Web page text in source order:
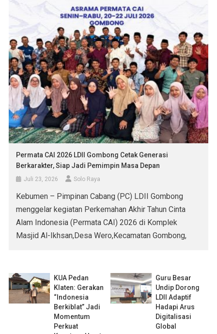
Permata CAI 2026 LDII Gombong Cetak Generasi
Berkarakter, Siap Jadi Pemimpin Masa Depan
Juli 23, 2026 Solo Raya
Kebumen – Pimpinan Cabang (PC) LDII Gombong
menggelar kegiatan Perkemahan Akhir Tahun Cinta
Alam Indonesia (Permata CAI) 2026 di Komplek
Masjid Al-Ikhsan,Desa Wero,Kecamatan Gombong,
LDII dari Kecamatan Gombong, Karanganyar, Sempor,
Adimulyo, Rowokele, Puring, Kuwarasan, hingga
Karanggayam itu menjadi wadah pembinaan […]
KUA Pedan
Klaten: Gerakan
“Indonesia
Berkiblat” Jadi
Momentum
Perkuat
Guru Besar
Undip Dorong
LDII Adaptif
Hadapi Arus
Digitalisasi
Global